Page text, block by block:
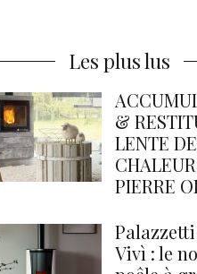
Les plus lus
&
LENTE DE
PIERRE
Vivì : le